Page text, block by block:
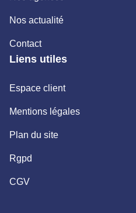
Nos actualité
Contact
Liens utiles
Espace client
Mentions légales
Plan du site
Rgpd
CGV